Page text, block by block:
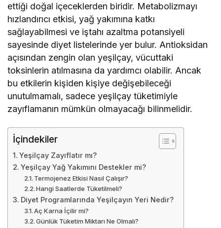
ettiği doğal içeceklerden biridir. Metabolizmayı
hızlandırıcı etkisi, yağ yakımına katkı
sağlayabilmesi ve iştahı azaltma potansiyeli
sayesinde diyet listelerinde yer bulur. Antioksidan
açısından zengin olan yeşilçay, vücuttaki
toksinlerin atılmasına da yardımcı olabilir. Ancak
bu etkilerin kişiden kişiye değişebileceği
unutulmamalı, sadece yeşilçay tüketimiyle
zayıflamanın mümkün olmayacağı bilinmelidir.
İçindekiler
Yeşilçay Zayıflatır mı?
Yeşilçay Yağ Yakımını Destekler mi?
Termojenez Etkisi Nasıl Çalışır?
Hangi Saatlerde Tüketilmeli?
Diyet Programlarında Yeşilçayın Yeri Nedir?
Aç Karna İçilir mi?
Günlük Tüketim Miktarı Ne Olmalı?